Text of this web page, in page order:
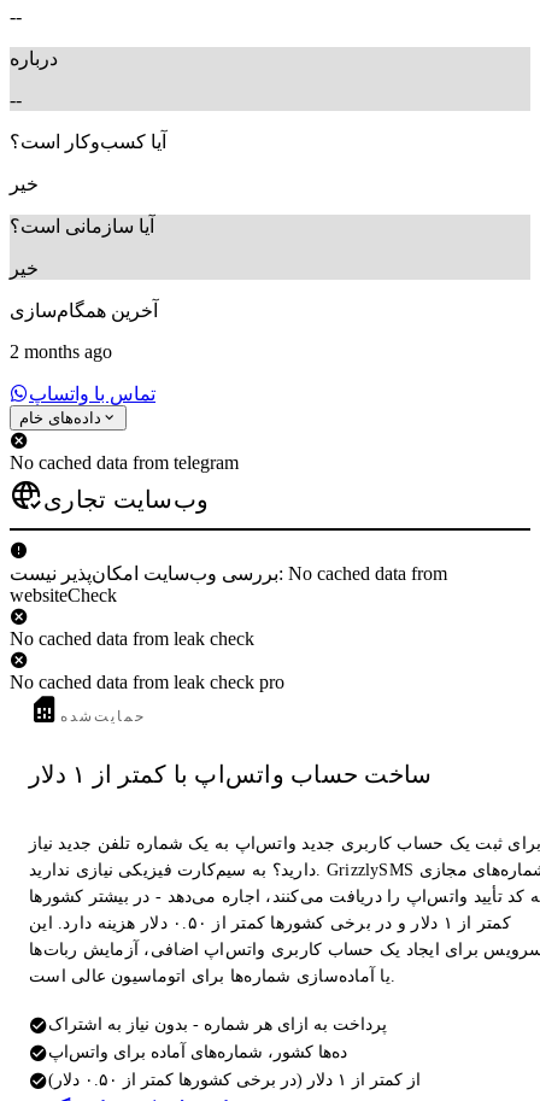
--
درباره
--
آیا کسب‌وکار است؟
خیر
آیا سازمانی است؟
خیر
آخرین همگام‌سازی
2 months ago
تماس با واتساپ
داده‌های خام
No cached data from telegram
وب‌سایت تجاری
بررسی وب‌سایت امکان‌پذیر نیست: No cached data from
websiteCheck
No cached data from leak check
No cached data from leak check pro
حمایت‌شده
ساخت حساب واتس‌اپ با کمتر از ۱ دلار
ثبت یک حساب کاربری جدید واتس‌اپ به یک شماره تلفن جدید نیاز
دارید؟ به سیم‌کارت فیزیکی نیازی ندارید. GrizzlySMS شماره‌های مجازی
کد تأیید واتس‌اپ را دریافت می‌کنند، اجاره می‌دهد - در بیشتر کشورها
کمتر از ۱ دلار و در برخی کشورها کمتر از ۰.۵۰ دلار هزینه دارد. این
برای ایجاد یک حساب کاربری واتس‌اپ اضافی، آزمایش ربات‌ها
یا آماده‌سازی شماره‌ها برای اتوماسیون عالی است.
پرداخت به ازای هر شماره - بدون نیاز به اشتراک
ده‌ها کشور، شماره‌های آماده برای واتس‌اپ
از کمتر از ۱ دلار (در برخی کشورها کمتر از ۰.۵۰ دلار)